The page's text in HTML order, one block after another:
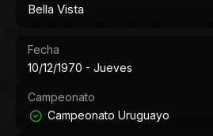
Bella Vista
Fecha
10/12/1970 - Jueves
Campeonato
Campeonato Uruguayo